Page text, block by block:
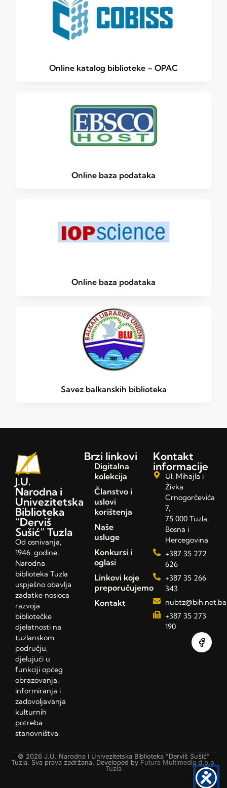
Online katalog biblioteke – OPAC
Online baza podataka
Online baza podataka
Savez balkanskih biblioteka
J.U.
Narodna i
Univezitetska
Biblioteka
“Derviš
Sušić” Tuzla
Od osnivanja,
1946. godine,
Narodna
biblioteka Tuzla
uspješno obavlja
zadatke nosioca
razvoja
bibliotečke
djelatnosti na
tuzlanskom
području,
djelujući u
funkciji općeg
obrazovanja,
informiranja i
zadovoljavanja
kulturnih
potreba
stanovništva.
Brzi linkovi
Digitalna
kolekcija
Članstvo i
uslovi
korištenja
Naše
usluge
Konkursi i
oglasi
Linkovi koje
preporučujemo
Kontakt
Kontakt
informacije
Ul. Mihajla i
Živka
Crnogorčevića
7,
75 000 Tuzla,
Bosna i
Hercegovina
+387 35 272
626
+387 35 266
343
nubtz@bih.net.ba
+387 35 273
190
© 2026 J.U. Narodna i Univezitetska Biblioteka "Derviš Sušić"
Tuzla. Sva prava zadržana. Developed by Futura Multimedia d.o.o.
Tuzla